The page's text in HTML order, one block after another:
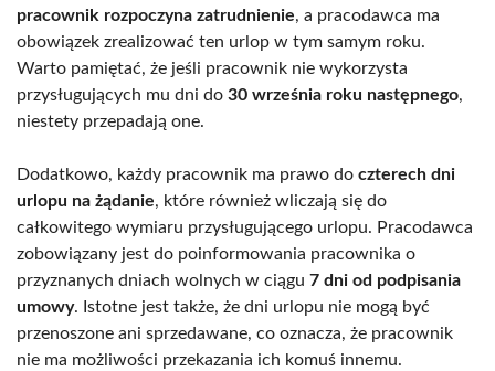
pracownik rozpoczyna zatrudnienie, a pracodawca ma
obowiązek zrealizować ten urlop w tym samym roku.
Warto pamiętać, że jeśli pracownik nie wykorzysta
przysługujących mu dni do 30 września roku następnego,
niestety przepadają one.
Dodatkowo, każdy pracownik ma prawo do czterech dni
urlopu na żądanie, które również wliczają się do
całkowitego wymiaru przysługującego urlopu. Pracodawca
zobowiązany jest do poinformowania pracownika o
przyznanych dniach wolnych w ciągu 7 dni od podpisania
umowy. Istotne jest także, że dni urlopu nie mogą być
przenoszone ani sprzedawane, co oznacza, że pracownik
nie ma możliwości przekazania ich komuś innemu.